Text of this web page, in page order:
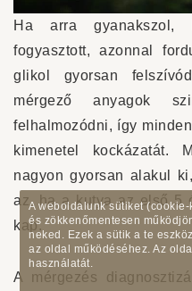
Ha arra gyanakszol,
fogyasztott, azonnal
glikol gyorsan
mérgező anyagok
felhalmozódni, így
kimenetel kockázatát.
nagyon gyorsan alakul
az, ha a kutya az első 5
kap.
A mérgezés
A weboldalunk sütiket
és zökkenőmentesen
neked. Ezek a sütik a te
az oldal működéséhez. Az
használatát.